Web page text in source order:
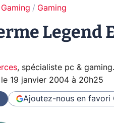
Gaming Gaming
Legend
, spécialiste pc & gaming.
19 janvier 2004 à 20h25
Ajoutez-nous en favori